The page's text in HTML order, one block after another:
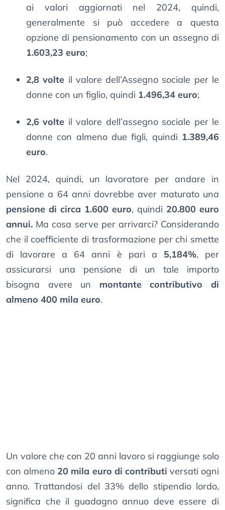
ai valori aggiornati nel 2024, quindi,
generalmente si può accedere a questa
opzione di pensionamento con un assegno di
1.603,23 euro;
2,8 volte il valore dell’Assegno sociale per le
donne con un figlio, quindi 1.496,34 euro;
2,6 volte il valore dell’assegno sociale per le
donne con almeno due figli, quindi 1.389,46
euro.
Nel 2024, quindi, un lavoratore per andare in
pensione a 64 anni dovrebbe aver maturato una
pensione di circa 1.600 euro, quindi 20.800 euro
annui. Ma cosa serve per arrivarci? Considerando
che il coefficiente di trasformazione per chi smette
di lavorare a 64 anni è pari a 5,184%, per
assicurarsi una pensione di un tale importo
bisogna avere un montante contributivo di
almeno 400 mila euro.
Un valore che con 20 anni lavoro si raggiunge solo
con almeno 20 mila euro di contributi versati ogni
anno. Trattandosi del 33% dello stipendio lordo,
significa che il guadagno annuo deve essere di